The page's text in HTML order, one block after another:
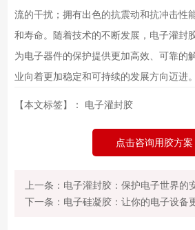
流的干扰；拥有出色的抗震动和抗冲击性
和寿命。随着技术的不断发展，电子灌封
为电子器件的保护提供更加高效、可靠的
业向着更加稳定和可持续的发展方向迈进。
【本文标签】： 电子灌封胶
点击咨询用胶方案
上一条：电子灌封胶：保护电子世界的
下一条：电子硅凝胶：让你的电子设备